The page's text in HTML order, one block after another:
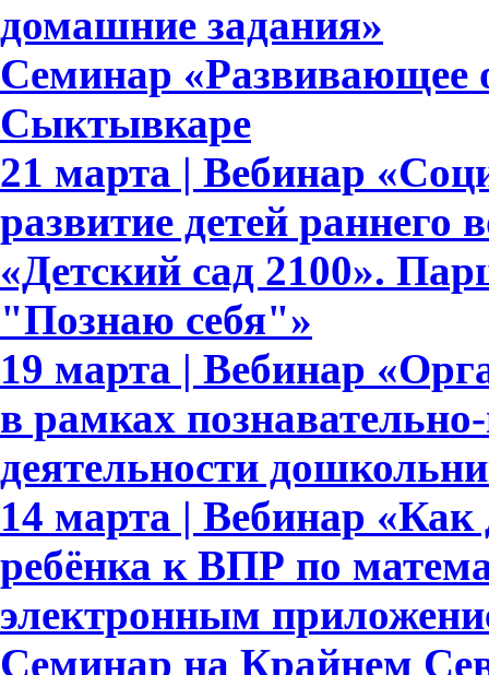
домашние задания»
Семинар «Развивающее
Сыктывкаре
21 марта | Вебинар
развитие детей раннего
«Детский сад 2100».
"Познаю себя"»
19 марта | Вебинар
в рамках
деятельности
14 марта | Вебинар «Как
ребёнка к ВПР по
электронным
Семинар на Крайнем